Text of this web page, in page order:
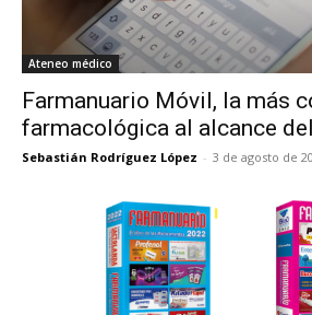
Ateneo médico
Farmanuario Móvil, la más
farmacológica al alcance
Sebastián Rodríguez López - 3 de agosto de